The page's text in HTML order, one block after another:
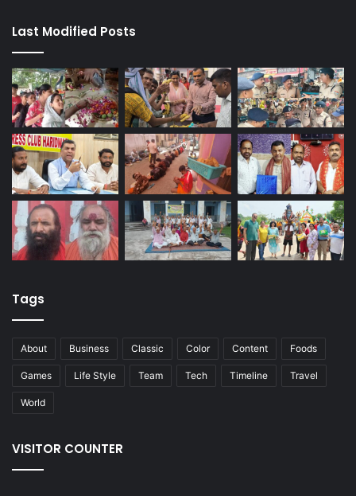
Last Modified Posts
Tags
About Business Classic Color Content Foods
Games Life Style Team Tech Timeline Travel
World
VISITOR COUNTER